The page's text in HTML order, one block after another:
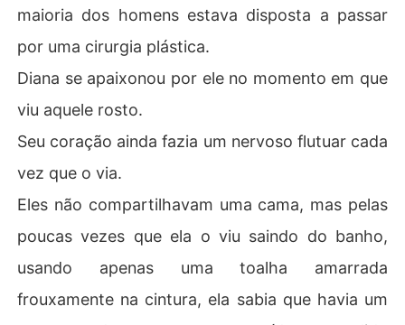
maioria dos homens estava disposta a passar
por uma cirurgia plástica.
Diana se apaixonou por ele no momento em que
viu aquele rosto.
Seu coração ainda fazia um nervoso flutuar cada
vez que o via.
Eles não compartilhavam uma cama, mas pelas
poucas vezes que ela o viu saindo do banho,
usando apenas uma toalha amarrada
frouxamente na cintura, ela sabia que havia um